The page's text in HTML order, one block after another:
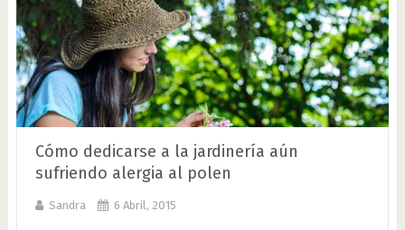
Cómo dedicarse a la jardinería aún
sufriendo alergia al polen
Sandra 6 Abril, 2015